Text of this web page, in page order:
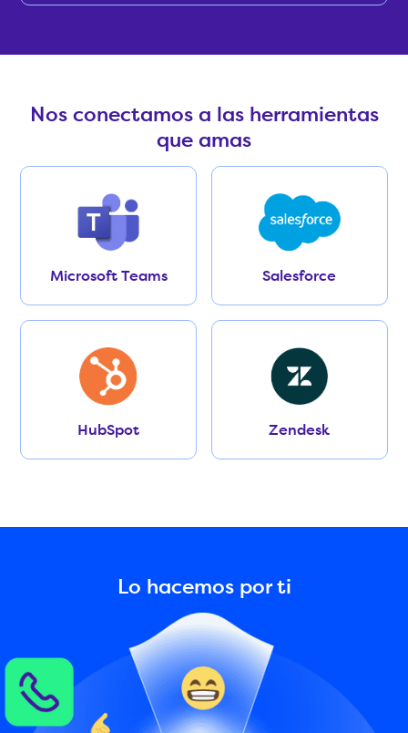
Nos conectamos a las herramientas
que amas
Microsoft Teams Salesforce
HubSpot Zendesk
Lo hacemos por ti